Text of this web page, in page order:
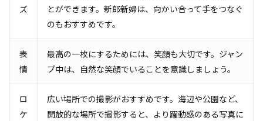
ズ
とができます。新郎新婦は、向かい合って手をつなぐ
のもおすすめです。
表
情
最高の一枚にするためには、笑顔も大切です。ジャン
プ中は、自然な笑顔でいることを意識しましょう。
ロ
ケ
広い場所での撮影がおすすめです。海辺や公園など、
開放的な場所で撮影すると、より躍動感のある写真に